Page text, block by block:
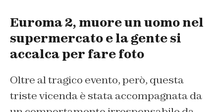
Euroma 2, muore un uomo nel
supermercato e la gente si
accalca per fare foto
Oltre al tragico evento, però, questa
triste vicenda è stata accompagnata da